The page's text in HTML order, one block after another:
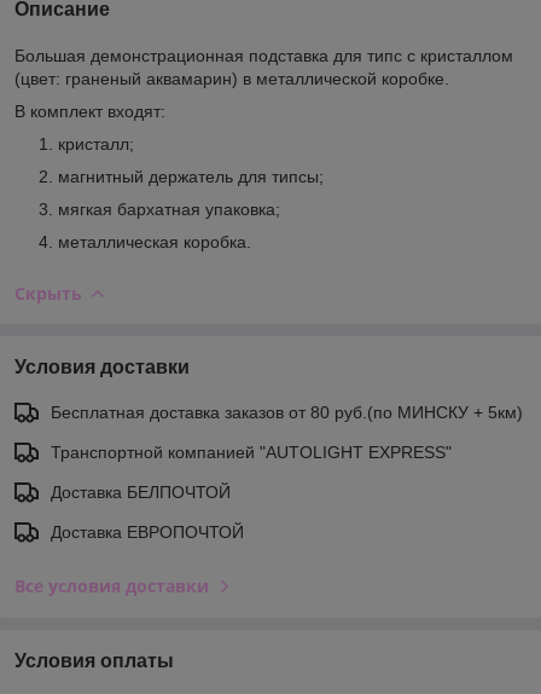
Описание
Большая демонстрационная подставка для типс с кристаллом
(цвет: граненый аквамарин) в металлической коробке.
В комплект входят:
кристалл;
магнитный держатель для типсы;
мягкая бархатная упаковка;
металлическая коробка.
Скрыть
Условия доставки
Бесплатная доставка заказов от 80 руб.(по МИНСКУ + 5км)
Транспортной компанией "AUTOLIGHT EXPRESS"
Доставка БЕЛПОЧТОЙ
Доставка ЕВРОПОЧТОЙ
Все условия доставки
Условия оплаты